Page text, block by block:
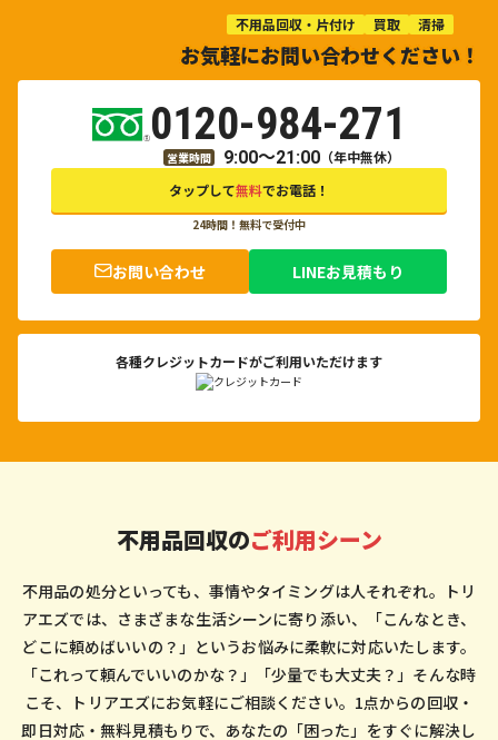
不用品回収・片付け 買取 清掃
お気軽にお問い合わせください！
0120-984-271
営業時間 9:00～21:00 （年中無休）
タップして無料でお電話！
24時間！無料で受付中
お問い合わせ LINEお見積もり
各種クレジットカードがご利用いただけます
不用品回収のご利用シーン
不用品の処分といっても、事情やタイミングは人それぞれ。トリ
アエズでは、さまざまな生活シーンに寄り添い、「こんなとき、
どこに頼めばいいの？」というお悩みに柔軟に対応いたします。
「これって頼んでいいのかな？」「少量でも大丈夫？」そんな時
こそ、トリアエズにお気軽にご相談ください。1点からの回収・
即日対応・無料見積もりで、あなたの「困った」をすぐに解決し